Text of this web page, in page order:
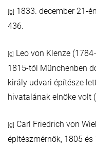
[b]
1833. december 21-
436.
[c]
Leo von Klenze
1815-től Münchenben
király udvari építésze
hivatalának elnöke volt
[d]
Carl Friedrich von
építészmérnök, 1805